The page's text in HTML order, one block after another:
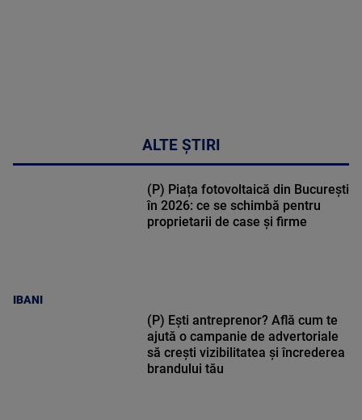
ALTE ȘTIRI
IBANI
(P) Piața fotovoltaică din București
în 2026: ce se schimbă pentru
proprietarii de case și firme
(P) Ești antreprenor? Află cum te
ajută o campanie de advertoriale
să crești vizibilitatea și încrederea
brandului tău